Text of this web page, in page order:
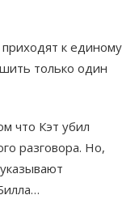
к единому
только один
что Кэт убил
разговора. Но,